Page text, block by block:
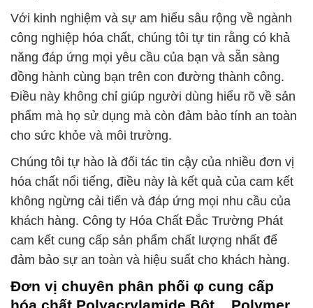
Với kinh nghiệm và sự am hiểu sâu rộng về ngành
công nghiệp hóa chất, chúng tôi tự tin rằng có khả
năng đáp ứng mọi yêu cầu của bạn và sẵn sàng
đồng hành cùng bạn trên con đường thành công.
Điều này không chỉ giúp người dùng hiểu rõ về sản
phẩm mà họ sử dụng mà còn đảm bảo tính an toàn
cho sức khỏe và môi trường.
Chúng tôi tự hào là đối tác tin cậy của nhiều đơn vị
hóa chất nổi tiếng, điều này là kết quả của cam kết
không ngừng cải tiến và đáp ứng mọi nhu cầu của
khách hàng. Công ty Hóa Chất Đắc Trường Phát
cam kết cung cấp sản phẩm chất lượng nhất để
đảm bảo sự an toàn và hiệu suất cho khách hàng.
Đơn vị chuyên phân phối φ cung cấp